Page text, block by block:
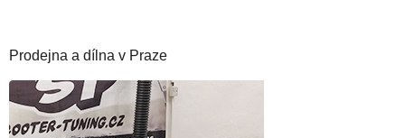
Prodejna a dílna v Praze